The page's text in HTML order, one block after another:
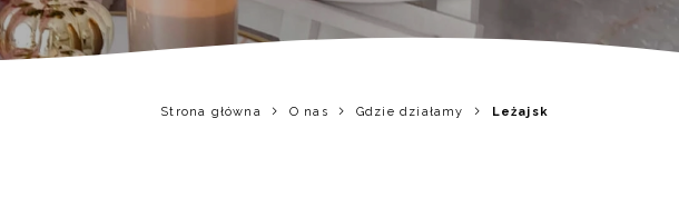
Strona główna O nas Gdzie działamy Leżajsk